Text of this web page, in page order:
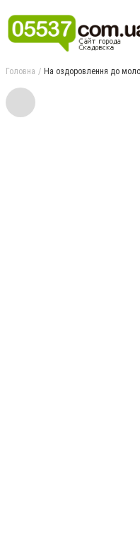
Головна На оздоровлення до